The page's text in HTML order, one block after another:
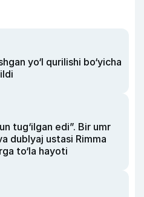
yo‘l qurilishi bo‘yicha
tug‘ilgan edi”. Bir umr
dublyaj ustasi Rimma
to‘la hayoti